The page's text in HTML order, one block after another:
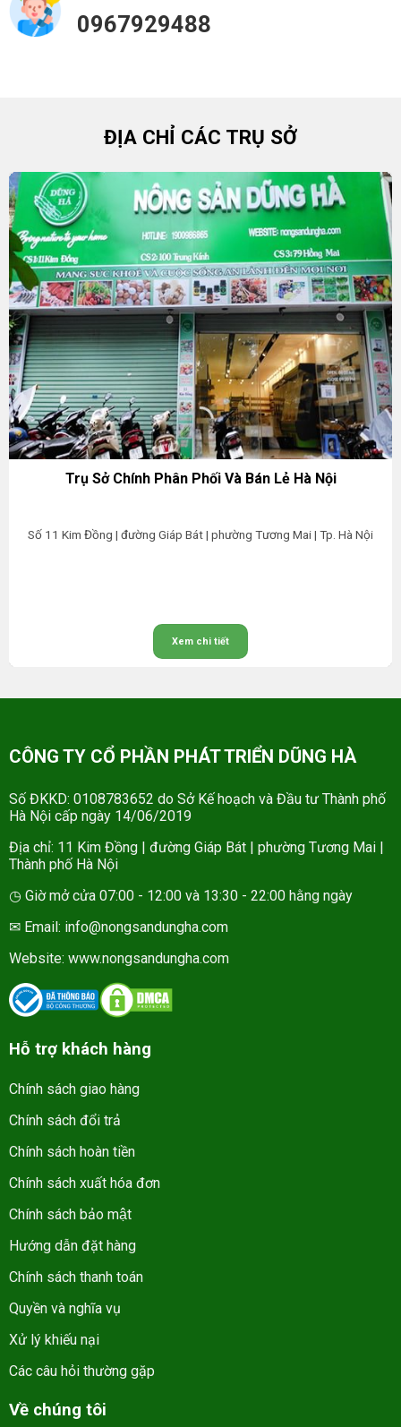
0967929488
ĐỊA CHỈ CÁC TRỤ SỞ
Trụ Sở Chính Phân Phối Và Bán Lẻ Hà Nội
Số 11 Kim Đồng | đường Giáp Bát | phường Tương Mai | Tp. Hà Nội
Xem chi tiết
CÔNG TY CỔ PHẦN PHÁT TRIỂN DŨNG HÀ
Số ĐKKD: 0108783652 do Sở Kế hoạch và Đầu tư Thành phố
Hà Nội cấp ngày 14/06/2019
Địa chỉ: 11 Kim Đồng | đường Giáp Bát | phường Tương Mai |
Thành phố Hà Nội
◷ Giờ mở cửa 07:00 - 12:00 và 13:30 - 22:00 hằng ngày
✉ Email: info@nongsandungha.com
Website: www.nongsandungha.com
Hỗ trợ khách hàng
Chính sách giao hàng
Chính sách đổi trả
Chính sách hoàn tiền
Chính sách xuất hóa đơn
Chính sách bảo mật
Hướng dẫn đặt hàng
Chính sách thanh toán
Quyền và nghĩa vụ
Xử lý khiếu nại
Các câu hỏi thường gặp
Về chúng tôi